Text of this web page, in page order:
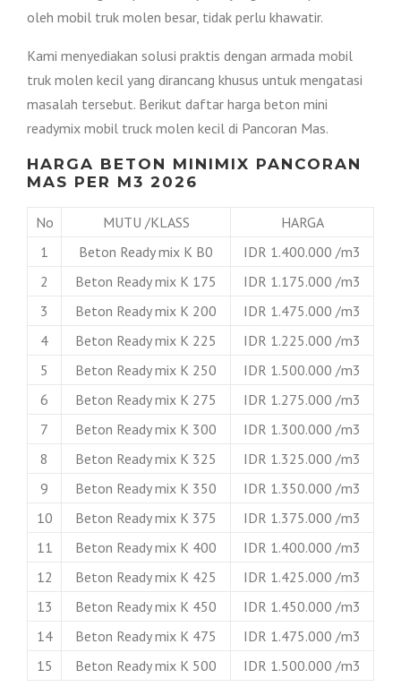
oleh mobil truk molen besar, tidak perlu khawatir.
Kami menyediakan solusi praktis dengan armada mobil
truk molen kecil yang dirancang khusus untuk mengatasi
masalah tersebut. Berikut daftar harga beton mini
readymix mobil truck molen kecil di Pancoran Mas.
HARGA BETON MINIMIX PANCORAN
MAS PER M3 2026
No MUTU /KLASS
HARGA
1
Beton Ready mix K B0
IDR 1.400.000 /m3
2
Beton Ready mix K 175
IDR 1.175.000 /m3
3
Beton Ready mix K 200
IDR 1.475.000 /m3
4
Beton Ready mix K 225
IDR 1.225.000 /m3
5
Beton Ready mix K 250
IDR 1.500.000 /m3
6
Beton Ready mix K 275
IDR 1.275.000 /m3
7
Beton Ready mix K 300
IDR 1.300.000 /m3
8
Beton Ready mix K 325
IDR 1.325.000 /m3
9
Beton Ready mix K 350
IDR 1.350.000 /m3
10
Beton Ready mix K 375
IDR 1.375.000 /m3
11
Beton Ready mix K 400
IDR 1.400.000 /m3
12
Beton Ready mix K 425
IDR 1.425.000 /m3
13
Beton Ready mix K 450
IDR 1.450.000 /m3
14
Beton Ready mix K 475
IDR 1.475.000 /m3
15
Beton Ready mix K 500 IDR 1.500.000 /m3